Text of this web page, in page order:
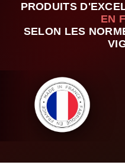
PRODUITS
EN
SELON LES